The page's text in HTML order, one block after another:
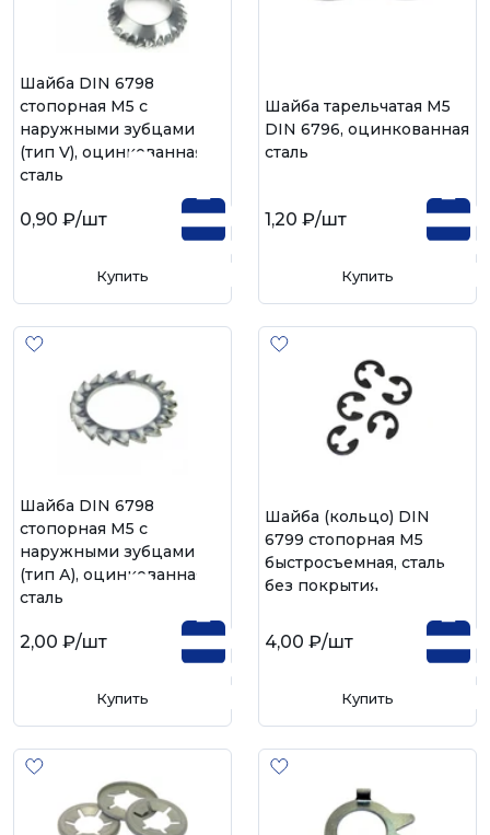
Шайба DIN 6798
стопорная М5 с
наружными зубцами
(тип V), оцинкованная
сталь
0,90 ₽/шт
Купить
Шайба тарельчатая М5
DIN 6796, оцинкованная
сталь
1,20 ₽/шт
Купить
Шайба DIN 6798
стопорная М5 с
наружными зубцами
(тип А), оцинкованная
сталь
2,00 ₽/шт
Купить
Шайба (кольцо) DIN
6799 стопорная М5
быстросъемная, сталь
без покрытия
4,00 ₽/шт
Купить